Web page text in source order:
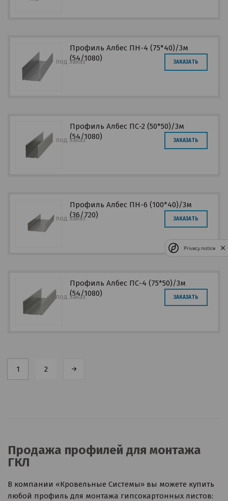
Профиль Албес ПН-4 (75*40)/3м
(54/1080)
под заказ ЗАКАЗАТЬ
Профиль Албес ПС-2 (50*50)/3м
(54/1080)
под заказ ЗАКАЗАТЬ
Профиль Албес ПН-6 (100*40)/3м
(36/720)
под заказ ЗАКАЗАТЬ
Профиль Албес ПС-4 (75*50)/3м
(54/1080)
под заказ ЗАКАЗАТЬ
1 2
Продажа профилей для монтажа
ГКЛ
В компании «Кровельные Системы» вы можете купить
любой профиль для монтажа гипсокартонных листов:
Privacy notice